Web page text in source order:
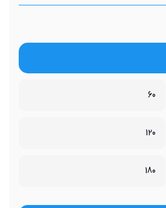
60
120
180